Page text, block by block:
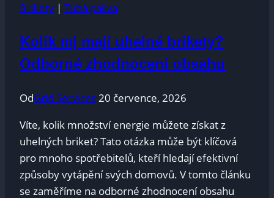
a
to
ovlivní
skladování
přepravu?
Brikety | Tuhá paliva
Kolik mj mají uhelné brikety?
Odborné zhodnocení obsahu
OdGrid Services20 července, 2026
Víte, kolik množství‍ energie můžete získat z⁤
uhelných briket? Tato otázka může být klíčová
pro mnoho spotřebitelů, kteří hledají efektivní
způsoby vytápění svých ​domovů. V​ tomto článku
⁣se zaměříme na odborné​ zhodnocení obsahu